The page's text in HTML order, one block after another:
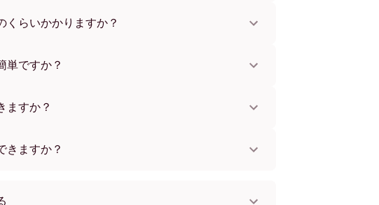
ただけます。
くらいかかりますか？
追跡番号をお知らせします。
単ですか？
屋でも安心してお使いいただけます。
ますか？
きますか？